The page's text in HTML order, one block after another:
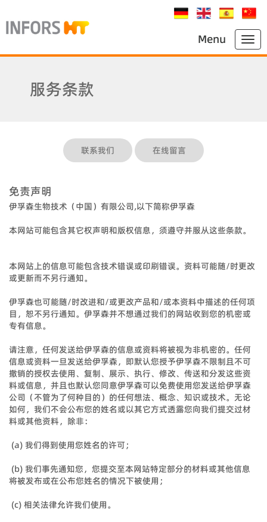
Menu
服务条款
联系我们 在线留言
免责声明
伊孚森生物技术（中国）有限公司,以下简称伊孚森
本网站可能包含其它权声明和版权信息，须遵守并服从这些条款。
本网站上的信息可能包含技术错误或印刷错误。资料可能随/时更改
或更新而不另行通知。
伊孚森也可能随/时改进和/或更改产品和/或本资料中描述的任何项
目，恕不另行通知。伊孚森并不想通过我们的网站收到您的机密或
专有信息。
请注意，任何发送给伊孚森的信息或资料将被视为非机密的。任何
信息或资料一旦发送给伊孚森，即默认您授予伊孚森不限制且不可
撤销的授权去使用、复制、展示、执行、修改、传送和分发这些资
料或信息，并且也默认您同意伊孚森可以免费使用您发送给伊孚森
公司（不管为了何种目的）的任何想法、概念、知识或技术。无论
如何，我们不会公布您的姓名或以其它方式透露您向我们提交过材
料或其他资料，除非：
(a) 我们得到使用您姓名的许可；
(b) 我们事先通知您，您提交至本网站特定部分的材料或其他信息
将被发布或在公布您姓名的情况下被使用；
(c) 相关法律允许我们使用。